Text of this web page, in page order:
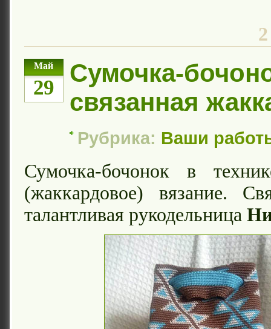
Май
29
Сумочка-
связанная
Рубрика: Ваши
Сумочка-бочонок в
(жаккардовое) вязание.
талантливая рукодельница